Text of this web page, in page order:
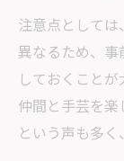
注意点として
異なるため、
しておくこと
仲間と手芸を楽
という声も多く